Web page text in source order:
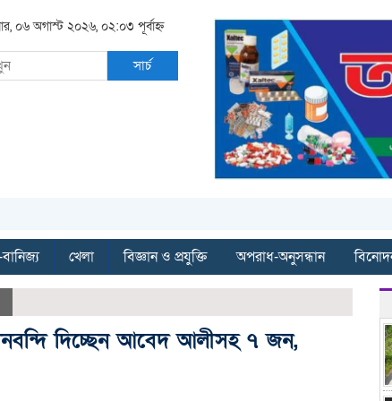
০৬ অগাস্ট ২০২৬, ০২:০৩ পূর্বাহ্ন
সার্চ
খেলা বিজ্ঞান ও প্রযুক্তি অপরাধ-অনুসন্ধান
দিচ্ছেন আবেদ আলীসহ ৭ জন,